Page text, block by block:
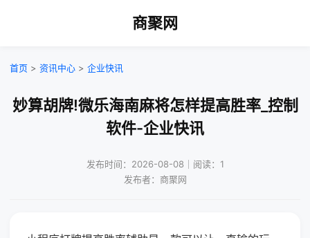
商聚网
首页 > 资讯中心 > 企业快讯
妙算胡牌!微乐海南麻将怎样提高胜率_控制
软件-企业快讯
发布时间：2026-08-08｜阅读：1
发布者：商聚网